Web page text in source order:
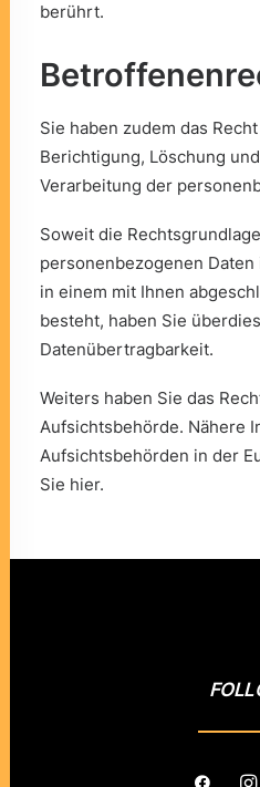
berührt.
Sie haben zudem das
Berichtigung, Löschung
Verarbeitung der
Soweit die
personenbezogenen
in einem mit Ihnen
besteht, haben Sie
Datenübertragbarkeit.
Weiters haben Sie das
Aufsichtsbehörde. Nähere
Aufsichtsbehörden in der
Sie hier.